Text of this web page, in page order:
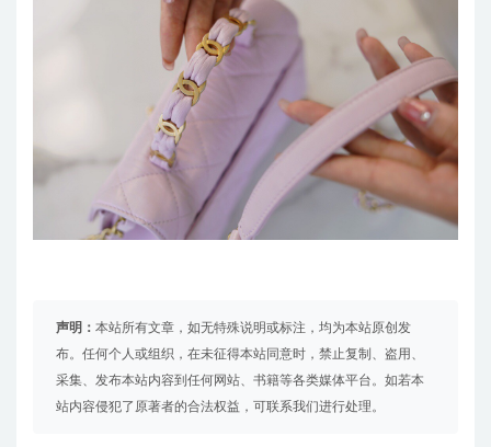
声明： 本站所有文章，如无特殊说明或标注，均为本站原创发
布。任何个人或组织，在未征得本站同意时，禁止复制、盗用、
采集、发布本站内容到任何网站、书籍等各类媒体平台。如若本
站内容侵犯了原著者的合法权益，可联系我们进行处理。